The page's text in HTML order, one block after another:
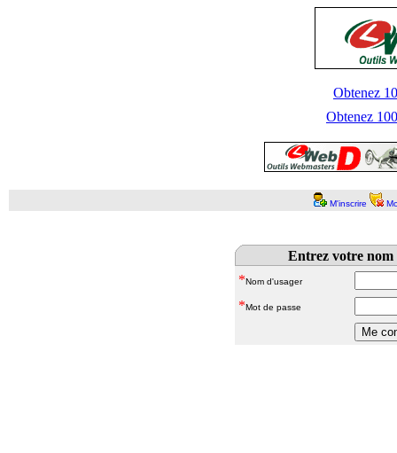
Obtenez
Obtenez
M'inscrire
Entrez votre nom
*Nom d'usager
*Mot de passe